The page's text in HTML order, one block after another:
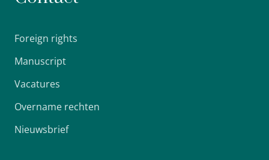
Foreign rights
Manuscript
Vacatures
Overname rechten
Nieuwsbrief